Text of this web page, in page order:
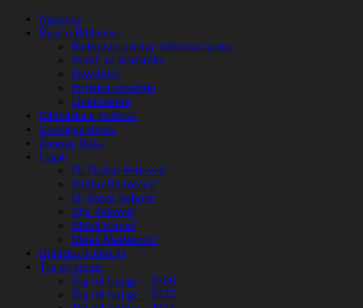
Naslovna
Riječ o Biblioteci
Slobodan pristup informacijama
Vodič za korisnike
Pravilnici
Projekti saradnje
Dokumenta
Biblioteka u prošlosti
Zavičajna zbirka
Zbornik Boka
Legati
Dr Dušan Petković
Veljko Radojević
Dr Sanja Subotić
Ilija Zeković
Miloš Kovač
Miraš Martinović
Digitalna kolekcija
Trg od knjige
Trg od knjige - 2026
Trg od knjige - 2025